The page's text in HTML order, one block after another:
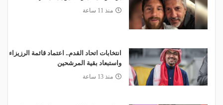
منذ 11 ساعة
انتخابات اتحاد القدم.. اعتماد قائمة الرزيزاء
واستبعاد بقية المرشحين
منذ 13 ساعة